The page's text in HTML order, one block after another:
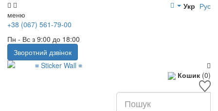
меню
Укр Рус
+38 (067) 561-79-00
Пн - Вс з 9:00 до 18:00
Зворотний дзвінок
Кошик (0)